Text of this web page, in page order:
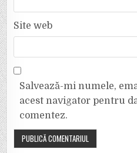
Site web
Salvează-mi numele,
acest navigator pentru
comentez.